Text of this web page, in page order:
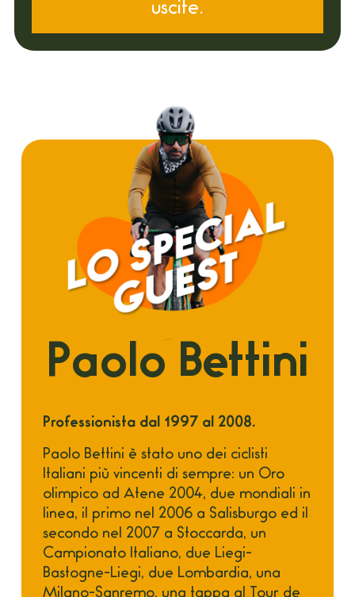
uscite.
Paolo Bettini
Professionista dal 1997 al 2008.
Paolo Bettini è stato uno dei ciclisti
Italiani più vincenti di sempre: un Oro
olimpico ad Atene 2004, due mondiali in
linea, il primo nel 2006 a Salisburgo ed il
secondo nel 2007 a Stoccarda, un
Campionato Italiano, due Liegi-
Bastogne-Liegi, due Lombardia, una
Milano-Sanremo, una tappa al Tour de